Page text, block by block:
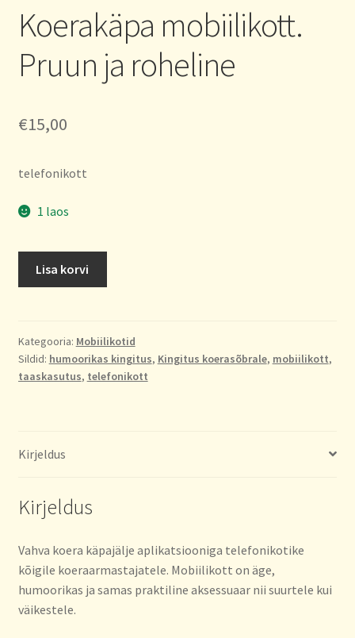
Koerakäpa mobiilikott.
Pruun ja roheline
€15,00
telefonikott
1 laos
roheline
kogus
Lisa korvi
Kategooria: Mobiilikotid
Sildid: humoorikas kingitus, Kingitus koerasõbrale, mobiilikott,
taaskasutus, telefonikott
Kirjeldus
Kirjeldus
Vahva koera käpajälje aplikatsiooniga telefonikotike
kõigile koeraarmastajatele. Mobiilikott on äge,
humoorikas ja samas praktiline aksessuaar nii suurtele kui
väikestele.